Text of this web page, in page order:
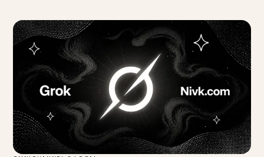
CORE ECOMMERCE GEO
Como sua loja entra no setup gamer que a IA monta?
"Monta um setup competitivo até R$ 3.000, com teclado ABNT2"
prompt, e a resposta é uma lista de compra pronta. Quem entra
publicou specs como dados, compatibilidade explícita e
legível.
Lawrence Dauchy·Jun 7, 2026